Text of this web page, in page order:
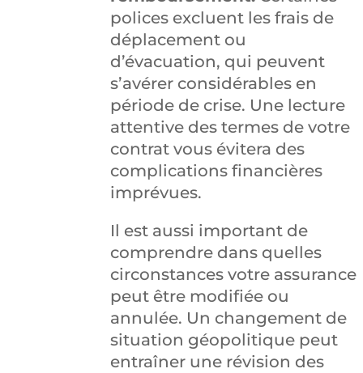
polices excluent les frais de
déplacement ou
d’évacuation, qui peuvent
s’avérer considérables en
période de crise. Une lecture
attentive des termes de votre
contrat vous évitera des
complications financières
imprévues.
Il est aussi important de
comprendre dans quelles
circonstances votre assurance
peut être modifiée ou
annulée. Un changement de
situation géopolitique peut
entraîner une révision des